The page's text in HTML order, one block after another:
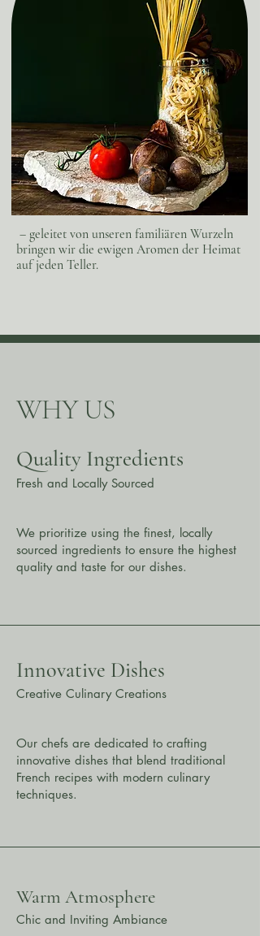
– geleitet von unseren familiären Wurzeln
bringen wir die ewigen Aromen der Heimat
auf jeden Teller.
WHY US
Quality Ingredients
Fresh and Locally Sourced
We prioritize using the finest, locally
sourced ingredients to ensure the highest
quality and taste for our dishes.
Innovative Dishes
Creative Culinary Creations
Our chefs are dedicated to crafting
innovative dishes that blend traditional
French recipes with modern culinary
techniques.
Warm Atmosphere
Chic and Inviting Ambiance